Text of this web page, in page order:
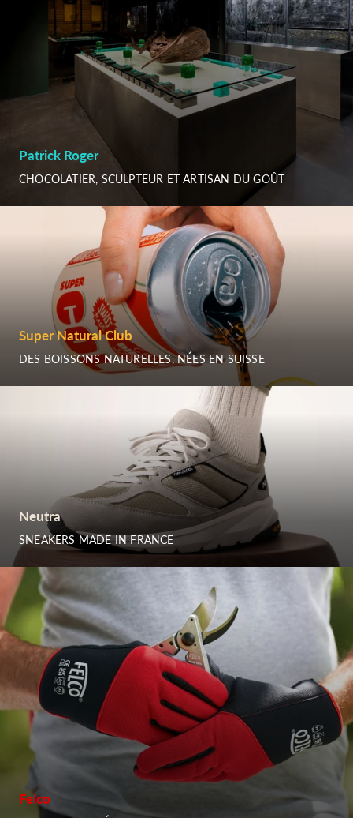
Patrick Roger
CHOCOLATIER, SCULPTEUR ET ARTISAN DU GOÛT
Super Natural Club
DES BOISSONS NATURELLES, NÉES EN SUISSE
Neutra
SNEAKERS MADE IN FRANCE
Felco